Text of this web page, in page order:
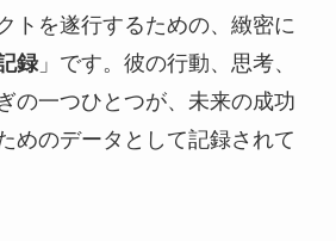
トを遂行するための、緻密に
録」です。彼の行動、思考、
の一つひとつが、未来の成功
めのデータとして記録されて